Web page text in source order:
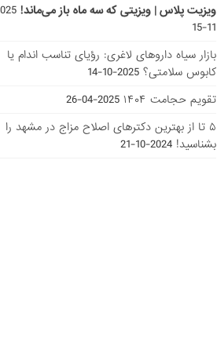
ویزیت پلاس | ویزیتی که سه ماه باز می‌ماند!
11-15
بازار سیاه داروهای لاغری: رؤیای تناسب اندام یا
کابوس سلامتی؟ 2025-10-14
تقویم حجامت ۱۴۰۴
2025-04-26
۵ تا از بهترین دکتر‌های اصلاح مزاج در مشهد را
بشناسید! 2024-10-21